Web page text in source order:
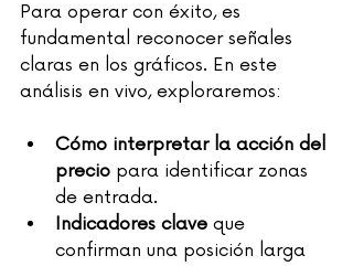
Para operar con éxito, es
fundamental reconocer señales
claras en los gráficos. En este
análisis en vivo, exploraremos:
Cómo interpretar la acción del
precio para identificar zonas
de entrada.
Indicadores clave que
confirman una posición larga